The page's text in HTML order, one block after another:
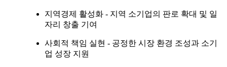
지역경제 활성화 - 지역 소기업의 판로 확대 및 일
자리 창출 기여
사회적 책임 실현 - 공정한 시장 환경 조성과 소기
업 성장 지원